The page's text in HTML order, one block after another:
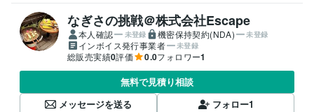
なぎさの挑戦＠株式会社Escape
本人確認 未登録 機密保持契約(NDA) 未登録
インボイス発行事業者 未登録
総販売実績0評価 0.0フォロワー1
無料で見積り相談
メッセージを送る
フォロー1